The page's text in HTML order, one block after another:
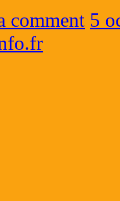
comment 5